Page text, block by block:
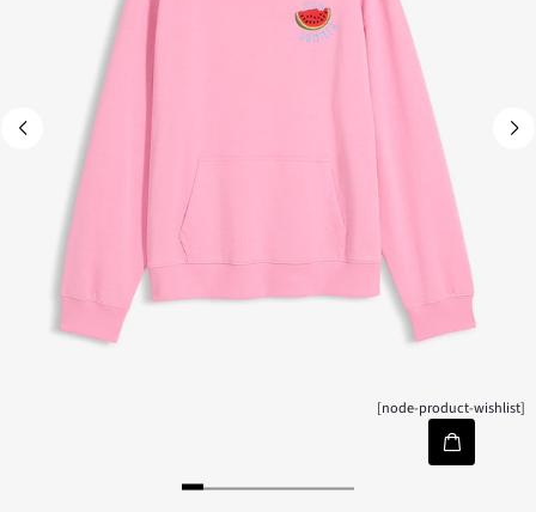
[node-product-wishlist]